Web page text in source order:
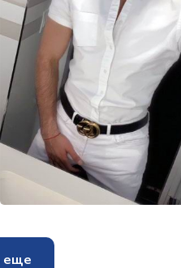
Вадим
30000₽ 60000₽
Восточный (ВАО)
Автозаводская
еще